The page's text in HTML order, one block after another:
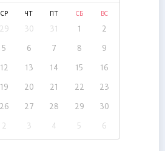
СР ЧТ СБ ВС
29 30 31 1 2
5 6 7 8 9
12 13 14 15 16
19 20 21 22 23
26 27 28 29 30
2 3 4 5 6